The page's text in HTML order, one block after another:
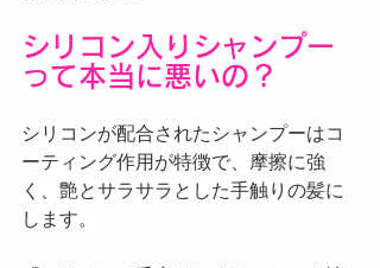
シリコン入りシャンプー
って本当に悪いの？
シリコンが配合されたシャンプーはコ
ーティング作用が特徴で、摩擦に強
く、艶とサラサラとした手触りの髪に
します。